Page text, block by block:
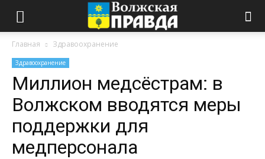
Главная Здравоохранение
Здравоохранение
Миллион медсёстрам: в
Волжском вводятся меры
поддержки для
медперсонала